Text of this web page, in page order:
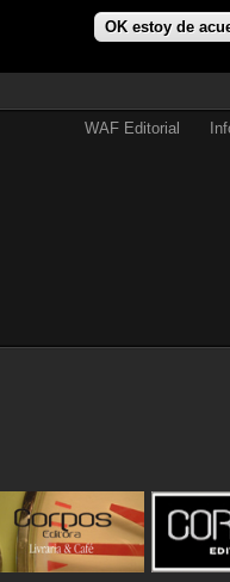
OK estoy de
WAF Editorial